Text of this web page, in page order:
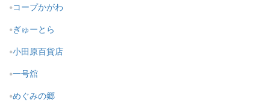
コープかがわ
ぎゅーとら
小田原百貨店
一号舘
めぐみの郷